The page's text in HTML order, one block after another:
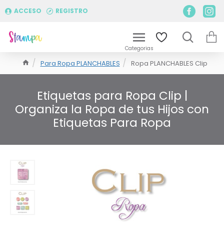
ACCESO REGISTRO
Para Ropa PLANCHABLES Ropa PLANCHABLES Clip
Etiquetas para Ropa Clip |
Organiza la Ropa de tus Hijos con
Etiquetas Para Ropa